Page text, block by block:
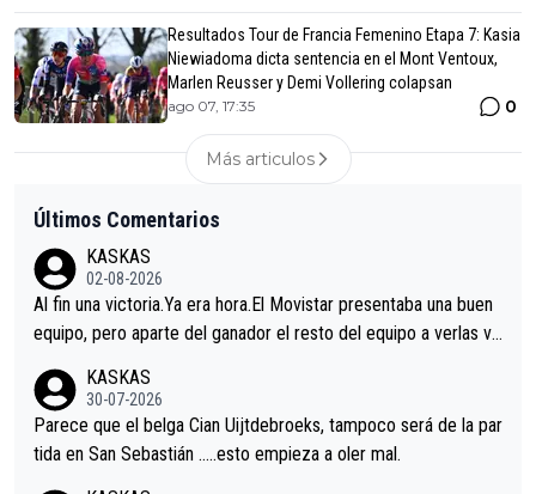
Resultados Tour de Francia Femenino Etapa 7: Kasia
Niewiadoma dicta sentencia en el Mont Ventoux,
Marlen Reusser y Demi Vollering colapsan
ago 07, 17:35 0
Más articulos
Últimos Comentarios
KASKAS
02-08-2026
Al fin una victoria.Ya era hora.El Movistar presentaba una buen
equipo, pero aparte del ganador el resto del equipo a verlas ve
s.La única buena noticia es la mejoría de Enric Más en San Seb
astian.Si en la Vuelta a Burgos sigue la mejoría, podríamos ten
er alguna sorpresa en la Vuelta.Ojalá.
KASKAS
30-07-2026
Parece que el belga Cian Uijtdebroeks, tampoco será de la par
tida en San Sebastián …..esto empieza a oler mal.